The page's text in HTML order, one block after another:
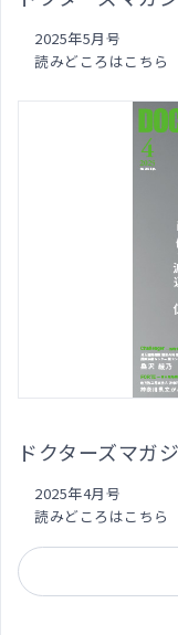
2025年5月号
読みどころはこちら
ドクターズマガ
2025年4月号
読みどころはこちら